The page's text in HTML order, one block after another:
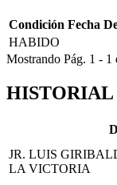
Condición Fecha
HABIDO
Mostrando Pág. 1 - 1
JR. LUIS
LA VICTORIA